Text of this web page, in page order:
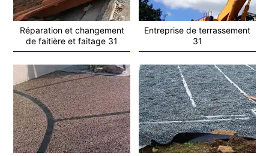
Réparation et changement
de faitière et faitage 31
Entreprise de terrassement
31